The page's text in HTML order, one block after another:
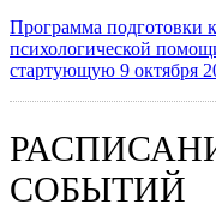
Программа подготовки
психологической
стартующую 9 октября
СОБЫТИЙ